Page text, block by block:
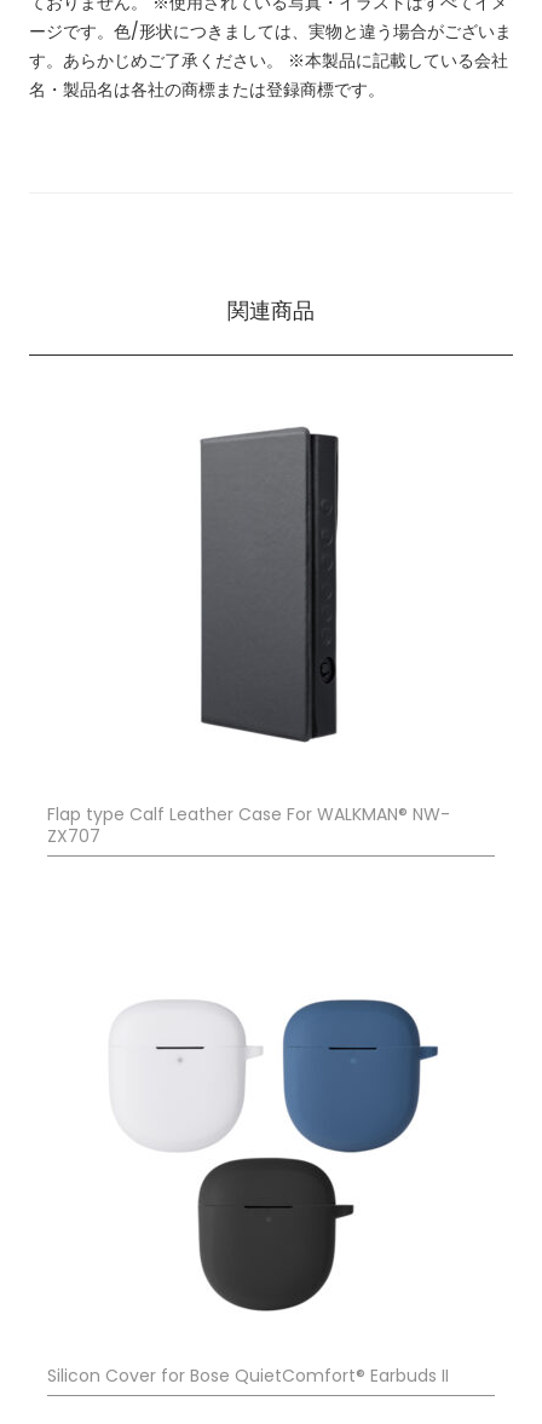
ージです。色/形状につきましては、実物と違う場合がございま
す。あらかじめご了承ください。
※本製品に記載している会社
名・製品名は各社の商標または登録商標です。
関連商品
Flap type Calf Leather Case For WALKMAN® NW-
ZX707
Silicon Cover for Bose QuietComfort® Earbuds II